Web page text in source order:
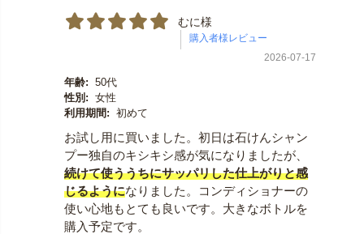
むに様
2026-07-17
年齢: 50代
性別: 女性
利用期間: 初めて
お試し用に買いました。初日は石けんシャン
プー独自のキシキシ感が気になりましたが、
続けて使ううちにサッパリした仕上がりと感
じるようになりました。コンディショナーの
使い心地もとても良いです。大きなボトルを
購入予定です。